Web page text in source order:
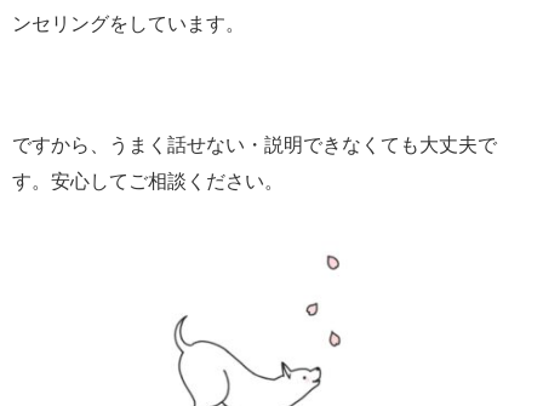
ンセリングをしています。
ですから、うまく話せない・説明できなくても大丈夫で
す。安心してご相談ください。